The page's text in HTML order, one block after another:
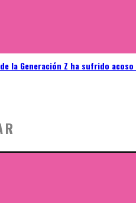
la Generación Z ha sufrido